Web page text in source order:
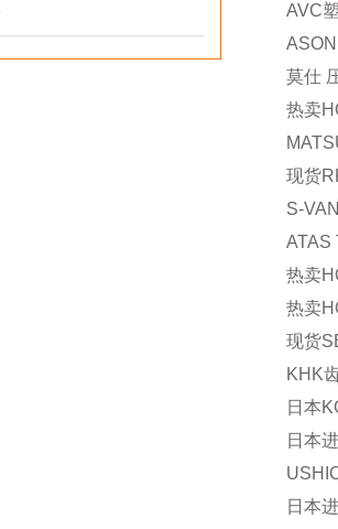
AVC
莫仕
热卖
现货
S-
ATAS
热卖
热卖
现货
KHK
日本
日本
日本